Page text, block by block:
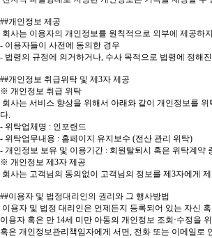
##개인정보 제공
회사는 이용자의 개인정보를 원칙적으로 외부에 제공하
- 이용자들이 사전에 동의한 경우
- 법령의 규정에 의거하거나, 수사 목적으로 법령에 정해
##개인정보 취급위탁 및 제3자 제공
※ 개인정보 취급 위탁
회사는 서비스 향상을 위해서 아래와 같이 개인정보를
다.
- 위탁업체명 : 인포랜드
- 위탁업무내용 : 홈페이지 유지보수 (전산 관리 위탁)
- 개인정보 보유 및 이용기간 : 회원탈퇴시 혹은 위탁계약
※ 개인정보 제3자 제공
회사는 고객님의 동의없이 고객님의 정보를 제3자에게
##이용자 및 법정대리인의 권리와 그 행사방법
이용자 및 법정 대리인은 언제든지 등록되어 있는 자신
이용자 혹은 만 14세 미만 아동의 개인정보 조회·수정을
혹은 개인정보관리책임자에게 서면, 전화 또는 이메일로